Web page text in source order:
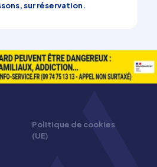
sur réservation.
Politique de cookies
(UE)